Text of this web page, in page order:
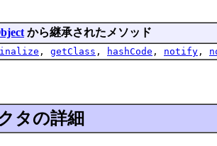
から継承されたメソッド
, getClass , hashCode , notify ,
タの詳細